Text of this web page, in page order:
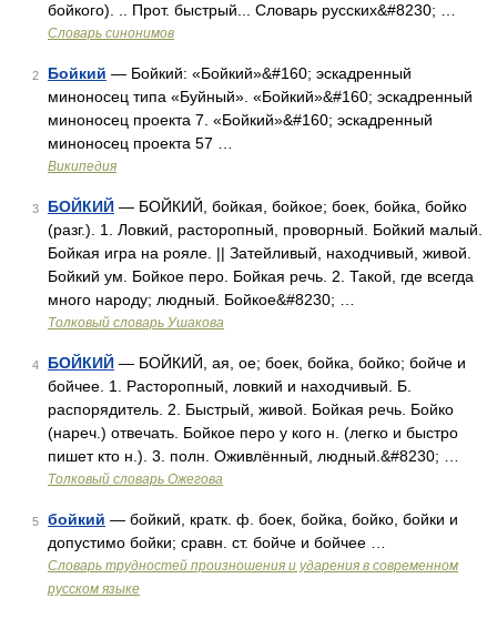
бойкого). .. Прот. быстрый... Словарь русских&#8230; …
Словарь синонимов
2 Бойкий — Бойкий: «Бойкий»&#160; эскадренный
миноносец типа «Буйный». «Бойкий»&#160; эскадренный
миноносец проекта 7. «Бойкий»&#160; эскадренный
миноносец проекта 57 …
Википедия
3 БОЙКИЙ — БОЙКИЙ, бойкая, бойкое; боек, бойка, бойко
(разг.). 1. Ловкий, расторопный, проворный. Бойкий малый.
Бойкая игра на рояле. || Затейливый, находчивый, живой.
Бойкий ум. Бойкое перо. Бойкая речь. 2. Такой, где всегда
много народу; людный. Бойкое&#8230; …
Толковый словарь Ушакова
4 БОЙКИЙ — БОЙКИЙ, ая, ое; боек, бойка, бойко; бойче и
бойчее. 1. Расторопный, ловкий и находчивый. Б.
распорядитель. 2. Быстрый, живой. Бойкая речь. Бойко
(нареч.) отвечать. Бойкое перо у кого н. (легко и быстро
пишет кто н.). 3. полн. Оживлённый, людный.&#8230; …
Толковый словарь Ожегова
5 бойкий — бойкий, кратк. ф. боек, бойка, бойко, бойки и
допустимо бойки; сравн. ст. бойче и бойчее …
Словарь трудностей произношения и ударения в современном
русском языке